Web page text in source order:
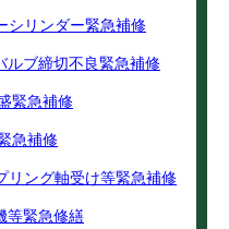
シリンダー緊急補修
ルブ締切不良緊急補修
緊急補修
急補修
リング軸受け等緊急補修
等緊急修繕